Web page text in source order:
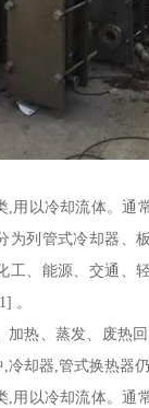
,用以冷却流体。通
为列管式冷却器、
工、能源、交通、
。
加热、蒸发、废热
却器,管式换热器仍
,用以冷却流体。通